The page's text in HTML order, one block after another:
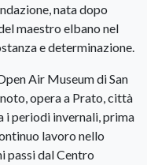
nata dopo
maestro elbano nel
e determinazione.
Air Museum di San
opera a Prato, città
i periodi invernali, prima
lavoro nello
passi dal Centro